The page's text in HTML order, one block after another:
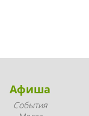
Афиша
События